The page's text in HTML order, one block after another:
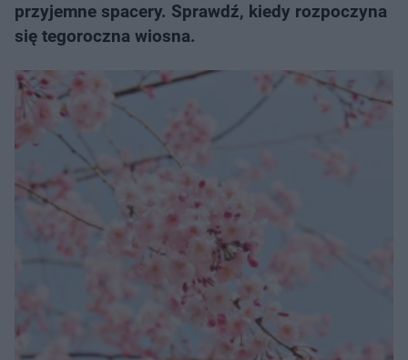
przyjemne spacery. Sprawdź, kiedy rozpoczyna
się tegoroczna wiosna.